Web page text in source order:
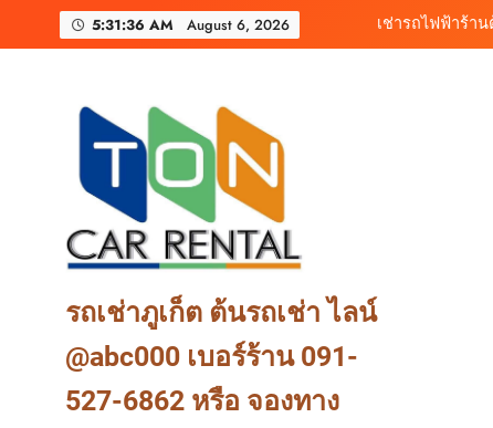
5:31:38 AM August 6, 2026
รถเช่าภูเก็ต ต้นรถเช่า ไลน์
@abc000 เบอร์ร้าน 091-
527-6862 หรือ จองทาง